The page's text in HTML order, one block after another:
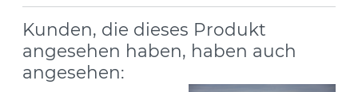
Kunden, die dieses Produkt
angesehen haben, haben auch
angesehen: